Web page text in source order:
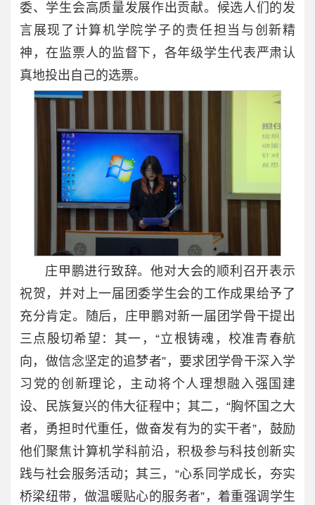
委、学生会高质量发展作出贡献。候选人们的发
言展现了计算机学院学子的责任担当与创新精
神，在监票人的监督下，各年级学生代表严肃认
真地投出自己的选票。
庄甲鹏进行致辞。他对大会的顺利召开表示
祝贺，并对上一届团委学生会的工作成果给予了
充分肯定。随后，庄甲鹏对新一届团学骨干提出
三点殷切希望：其一，“立根铸魂，校准青春航
向，做信念坚定的追梦者”，要求团学骨干深入学
习党的创新理论，主动将个人理想融入强国建
设、民族复兴的伟大征程中；其二，“胸怀国之大
者，勇担时代重任，做奋发有为的实干者”，鼓励
他们聚焦计算机学科前沿，积极参与科技创新实
践与社会服务活动；其三，“心系同学成长，夯实
桥梁纽带，做温暖贴心的服务者”，着重强调学生